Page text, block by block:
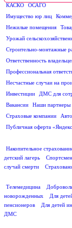
КАСКО ОСАГО
Имущество юр лиц
Нежилые помещения
Урожай
Строительно-монтажные
Ответственность
Профессиональная
Несчастные случаи на
Инвестиции
ДМС для
Вакансии
Наши партнеры
Страховые компании
Публичная оферта
Накопительное
детский лагерь
случай смерти
Телемедицина
новорожденных
Для
пенсионеров
Для детей
ДМС